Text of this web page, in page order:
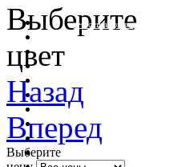
очистить фильтр цвета
Выберите
цвет
Назад
Вперед
Выберите